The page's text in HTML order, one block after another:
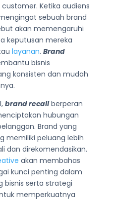
Ketika audiens
sebuah brand
akan memengaruhi
keputusan mereka
layanan. Brand
bisnis
konsisten dan mudah
brand recall berperan
hubungan
Brand yang
memiliki peluang lebih
dan direkomendasikan.
akan membahas
kunci penting dalam
bisnis serta strategi
memperkuatnya